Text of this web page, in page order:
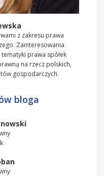
z zakresu prawa
Zainteresowania
prawa spółek
na rzecz polskich,
gospodarczych.
bloga